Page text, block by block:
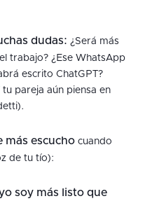
dudas: ¿Será más
trabajo? ¿Ese WhatsApp
escrito ChatGPT?
pareja aún piensa en
más escuchocuando
de tu tío):
soy más listo que